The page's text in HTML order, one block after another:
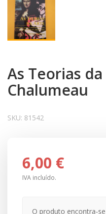
As Teorias
Chalumeau
SKU: 81542
6,00 €
IVA incluído.
O produto encontra-